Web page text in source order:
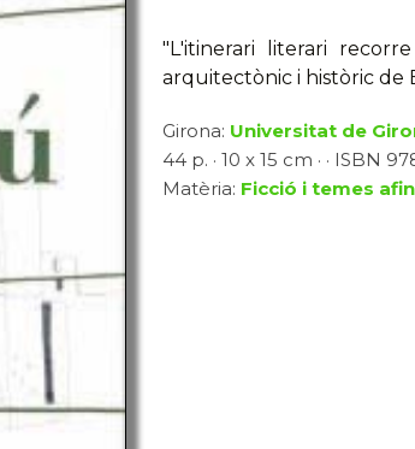
"L'itinerari literari
arquitectònic i històric de
Girona: Universitat de
44 p. · 10 x 15 cm · · ISBN
Matèria: Ficció i temes